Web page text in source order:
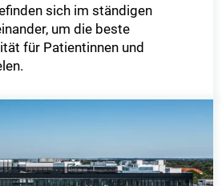
sich im ständigen
um die beste
für Patientinnen und